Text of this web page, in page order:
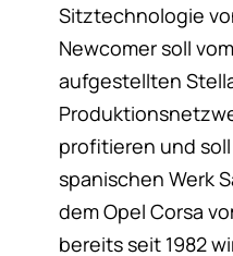
Sitztechnologie
Newcomer soll
aufgestellten
profitieren und
spanischen Werk
dem Opel Corsa
bereits seit 1982